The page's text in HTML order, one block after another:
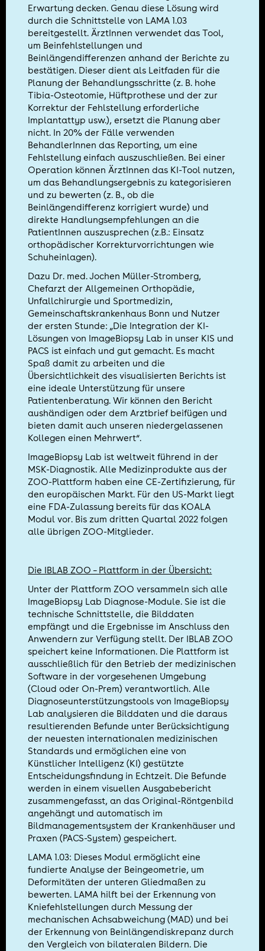
Erwartung decken. Genau diese Lösung wird
durch die Schnittstelle von LAMA 1.03
bereitgestellt. ÄrztInnen verwendet das Tool,
um Beinfehlstellungen und
Beinlängendifferenzen anhand der Berichte zu
bestätigen. Dieser dient als Leitfaden für die
Planung der Behandlungsschritte (z. B. hohe
Tibia-Osteotomie, Hüftprothese und der zur
Korrektur der Fehlstellung erforderliche
Implantattyp usw.), ersetzt die Planung aber
nicht. In 20% der Fälle verwenden
BehandlerInnen das Reporting, um eine
Fehlstellung einfach auszuschließen. Bei einer
Operation können ÄrztInnen das KI-Tool nutzen,
um das Behandlungsergebnis zu kategorisieren
und zu bewerten (z. B., ob die
Beinlängendifferenz korrigiert wurde) und
direkte Handlungsempfehlungen an die
PatientInnen auszusprechen (z.B.: Einsatz
orthopädischer Korrekturvorrichtungen wie
Schuheinlagen).
Dazu Dr. med. Jochen Müller-Stromberg,
Chefarzt der Allgemeinen Orthopädie,
Unfallchirurgie und Sportmedizin,
Gemeinschaftskrankenhaus Bonn und Nutzer
der ersten Stunde: „Die Integration der KI-
Lösungen von ImageBiopsy Lab in unser KIS und
PACS ist einfach und gut gemacht. Es macht
Spaß damit zu arbeiten und die
Übersichtlichkeit des visualisierten Berichts ist
eine ideale Unterstützung für unsere
Patientenberatung. Wir können den Bericht
aushändigen oder dem Arztbrief beifügen und
bieten damit auch unseren niedergelassenen
Kollegen einen Mehrwert“.
ImageBiopsy Lab ist weltweit führend in der
MSK-Diagnostik. Alle Medizinprodukte aus der
ZOO-Plattform haben eine CE-Zertifizierung, für
den europäischen Markt. Für den US-Markt liegt
eine FDA-Zulassung bereits für das KOALA
Modul vor. Bis zum dritten Quartal 2022 folgen
alle übrigen ZOO-Mitglieder.
Die IBLAB ZOO – Plattform in der Übersicht:
Unter der Plattform ZOO versammeln sich alle
ImageBiopsy Lab Diagnose-Module. Sie ist die
technische Schnittstelle, die Bilddaten
empfängt und die Ergebnisse im Anschluss den
Anwendern zur Verfügung stellt. Der IBLAB ZOO
speichert keine Informationen. Die Plattform ist
ausschließlich für den Betrieb der medizinischen
Software in der vorgesehenen Umgebung
(Cloud oder On-Prem) verantwortlich. Alle
Diagnoseunterstützungstools von ImageBiopsy
Lab analysieren die Bilddaten und die daraus
resultierenden Befunde unter Berücksichtigung
der neuesten internationalen medizinischen
Standards und ermöglichen eine von
Künstlicher Intelligenz (KI) gestützte
Entscheidungsfindung in Echtzeit. Die Befunde
werden in einem visuellen Ausgabebericht
zusammengefasst, an das Original-Röntgenbild
angehängt und automatisch im
Bildmanagementsystem der Krankenhäuser und
Praxen (PACS-System) gespeichert.
LAMA 1.03: Dieses Modul ermöglicht eine
fundierte Analyse der Beingeometrie, um
Deformitäten der unteren Gliedmaßen zu
bewerten. LAMA hilft bei der Erkennung von
Kniefehlstellungen durch Messung der
mechanischen Achsabweichung (MAD) und bei
der Erkennung von Beinlängendiskrepanz durch
den Vergleich von bilateralen Bildern. Die